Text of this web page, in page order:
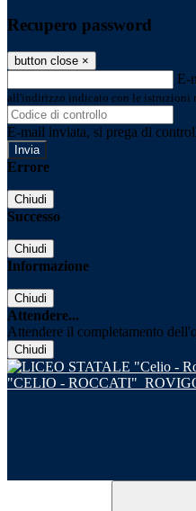
Recupero password
button close ×
E-
all'indirizzo indicato con le istruzioni
E-mail inviata, si prega di
Errore
Chiudi
Successo
Chiudi
Informazione
Chiudi
Attendere...
Attendere il completamento
Chiudi
"CELIO - ROCCATI"